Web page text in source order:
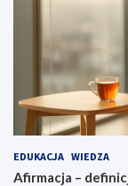
EDUKACJA WIEDZA
Afirmacja –